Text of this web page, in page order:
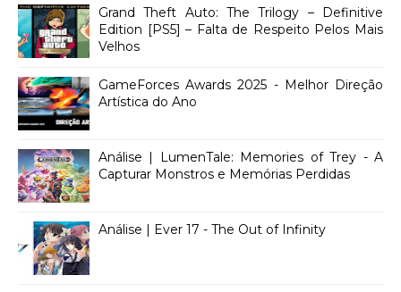
Grand Theft Auto: The Trilogy – Definitive
Edition [PS5] – Falta de Respeito Pelos Mais
Velhos
GameForces Awards 2025 - Melhor Direção
Artística do Ano
Análise | LumenTale: Memories of Trey - A
Capturar Monstros e Memórias Perdidas
Análise | Ever 17 - The Out of Infinity